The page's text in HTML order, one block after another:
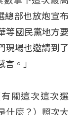
總部也放炮宣布
等國民黨地方要
現場也邀請到了
。」
關這次這次選
什麼？）照次大